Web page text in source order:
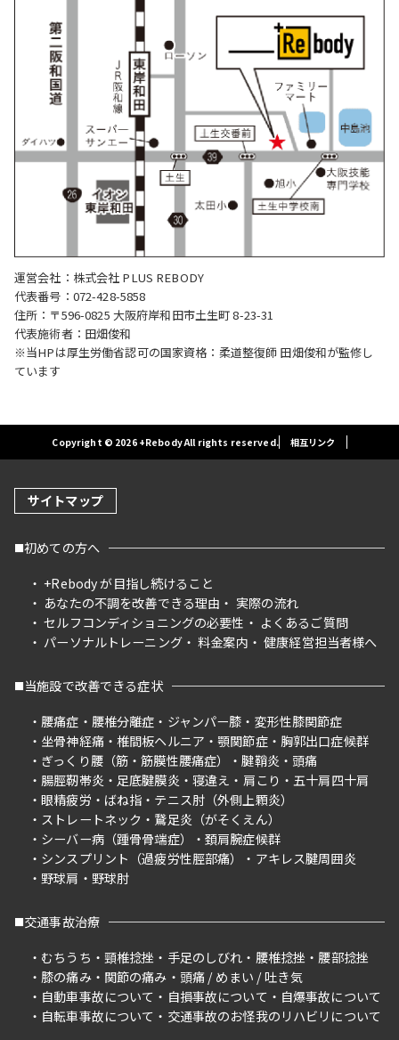
運営会社：株式会社 PLUS REBODY
代表番号：072-428-5858
住所：〒596-0825 大阪府岸和田市土生町 8-23-31
代表施術者：田畑俊和
※当HPは厚生労働省認可の国家資格：柔道整復師 田畑俊和が監修し
ています
Copyright © 2026 +Rebody All rights reserved. 相互リンク
サイトマップ
初めての方へ
+Rebody が目指し続けること
あなたの不調を改善できる理由
実際の流れ
セルフコンディショニングの必要性
よくあるご質問
パーソナルトレーニング
料金案内 健康経営担当者様へ
当施設で改善できる症状
腰痛症
腰椎分離症 ジャンパー膝
変形性膝関節症
坐骨神経痛
椎間板ヘルニア 顎関節症
胸郭出口症候群
ぎっくり腰（筋・筋膜性腰痛症）
腱鞘炎
頭痛
腸脛靭帯炎
足底腱膜炎 寝違え 肩こり
五十肩四十肩
眼精疲労
ばね指
テニス肘（外側上顆炎）
ストレートネック
鵞足炎（がそくえん）
シーバー病（踵骨骨端症）
頚肩腕症候群
シンスプリント（過疲労性脛部痛）
アキレス腱周囲炎
野球肩
野球肘
交通事故治療
むちうち
頸椎捻挫 手足のしびれ 腰椎捻挫
腰部捻挫
膝の痛み
関節の痛み
頭痛 / めまい / 吐き気
自動車事故について
自損事故について
自爆事故について
自転車事故について
交通事故のお怪我のリハビリについて